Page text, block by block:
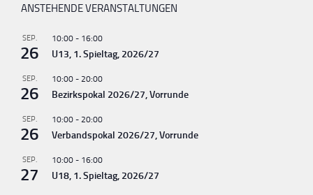
ANSTEHENDE VERANSTALTUNGEN
SEP.
26
10:00 - 16:00
U13, 1. Spieltag, 2026/27
SEP.
26
10:00 - 20:00
Bezirkspokal 2026/27, Vorrunde
SEP.
26
10:00 - 20:00
Verbandspokal 2026/27, Vorrunde
SEP.
27
10:00 - 16:00
U18, 1. Spieltag, 2026/27